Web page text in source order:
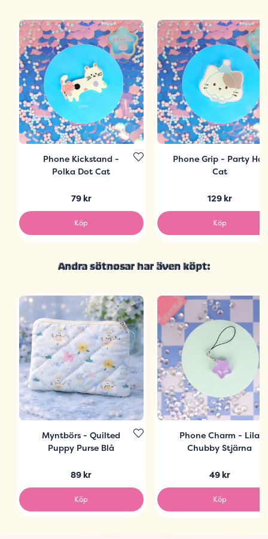
Phone Kickstand -
Polka Dot Cat
79 kr
Köp
Phone Grip - Party Hat
Cat
129 kr
Köp
Andra sötnosar har även köpt:
Myntbörs - Quilted
Puppy Purse Blå
89 kr
Köp
Phone Charm - Lila
Chubby Stjärna
49 kr
Köp